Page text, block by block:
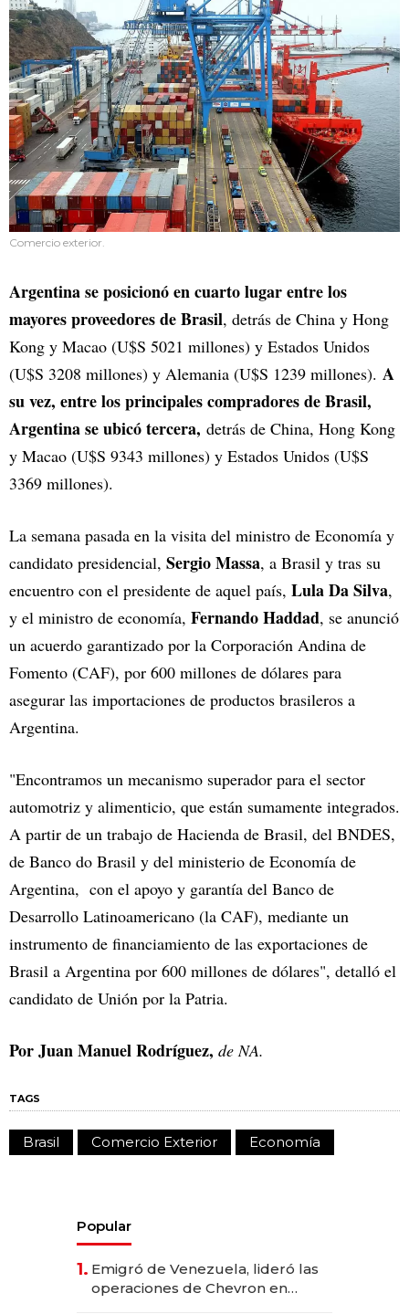
Comercio exterior.
Argentina se posicionó en cuarto lugar entre los
mayores proveedores de Brasil, detrás de China y Hong
Kong y Macao (U$S 5021 millones) y Estados Unidos
(U$S 3208 millones) y Alemania (U$S 1239 millones). A
su vez, entre los principales compradores de Brasil,
Argentina se ubicó tercera, detrás de China, Hong Kong
y Macao (U$S 9343 millones) y Estados Unidos (U$S
3369 millones).
La semana pasada en la visita del ministro de Economía y
candidato presidencial, Sergio Massa, a Brasil y tras su
encuentro con el presidente de aquel país, Lula Da Silva,
y el ministro de economía, Fernando Haddad, se anunció
un acuerdo garantizado por la Corporación Andina de
Fomento (CAF), por 600 millones de dólares para
asegurar las importaciones de productos brasileros a
Argentina.
"Encontramos un mecanismo superador para el sector
automotriz y alimenticio, que están sumamente integrados.
A partir de un trabajo de Hacienda de Brasil, del BNDES,
de Banco do Brasil y del ministerio de Economía de
Argentina, con el apoyo y garantía del Banco de
Desarrollo Latinoamericano (la CAF), mediante un
instrumento de financiamiento de las exportaciones de
Brasil a Argentina por 600 millones de dólares", detalló el
candidato de Unión por la Patria.
Por Juan Manuel Rodríguez, de NA.
TAGS
Brasil Comercio Exterior Economía
Popular
1. Emigró de Venezuela, lideró las
operaciones de Chevron en